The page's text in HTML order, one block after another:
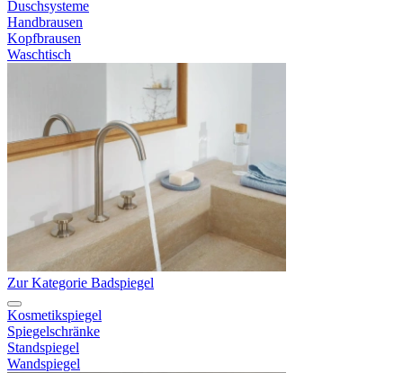
Duschsysteme
Handbrausen
Kopfbrausen
Waschtisch
Zur Kategorie Badspiegel
Kosmetikspiegel
Spiegelschränke
Standspiegel
Wandspiegel